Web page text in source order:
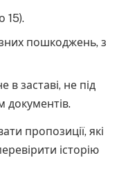
15).
пошкоджень, з
заставі, не під
документів.
пропозиції, які
історію